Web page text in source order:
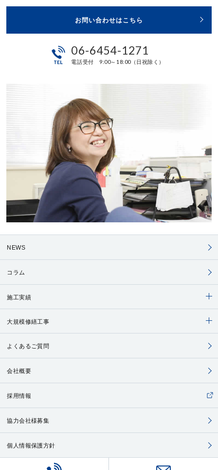
お問い合わせはこちら
06-6454-1271
電話受付 9:00～18:00（日祝除く）
NEWS
コラム
施工実績
大規模修繕工事
よくあるご質問
会社概要
採用情報
協力会社様募集
個人情報保護方針